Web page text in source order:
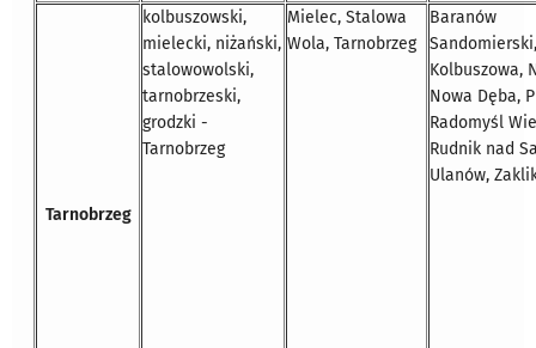
Tarnobrzeg
kolbuszowski,
mielecki, niżański,
stalowowolski,
tarnobrzeski,
grodzki -
Tarnobrzeg
Mielec, Stalowa
Wola, Tarnobrzeg
Baranów
Kolbuszowa,
Nowa Dęba,
Radomyśl
Rudnik nad
Ulanów,